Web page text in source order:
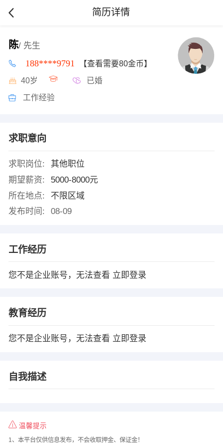
简历详情
陈/ 先生
188****9791 【查看需要80金币】
40岁 已婚
工作经验
求职意向
求职岗位:
其他职位
期望薪资:
5000-8000元
所在地点:
不限区域
发布时间:
08-09
工作经历
您不是企业账号，无法查看 立即登录
教育经历
您不是企业账号，无法查看 立即登录
自我描述
温馨提示
1、本平台仅供信息发布，不会收取押金、保证金！